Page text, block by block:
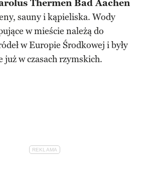
Thermen Bad Aachen
sauny i kąpieliska. Wody
w mieście należą do
w Europie Środkowej i były
już w czasach rzymskich.